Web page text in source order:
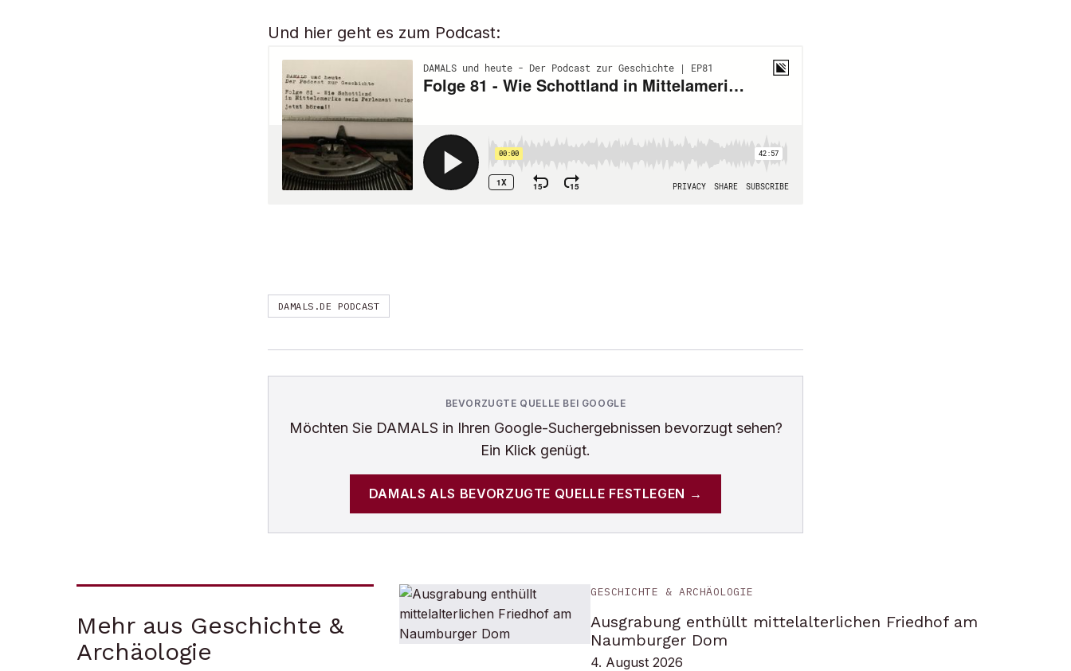
Und hier geht es zum Podcast:
DAMALS.DE PODCAST
BEVORZUGTE QUELLE BEI GOOGLE
Möchten Sie DAMALS in Ihren Google-Suchergebnissen bevorzugt sehen?
Ein Klick genügt.
DAMALS ALS BEVORZUGTE QUELLE FESTLEGEN →
Mehr aus Geschichte &
Archäologie
GESCHICHTE & ARCHÄOLOGIE
Ausgrabung enthüllt mittelalterlichen Friedhof am
Naumburger Dom
4. August 2026